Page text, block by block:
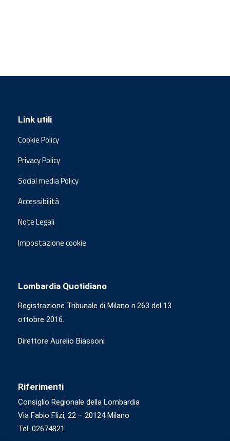
Link utili
Cookie Policy
Privacy Policy
Social media Policy
Accessibilità
Note Legali
Impostazione cookie
Lombardia Quotidiano
Registrazione Tribunale di Milano n.263 del 13
ottobre 2016.
Direttore Aurelio Biassoni
Riferimenti
Consiglio Regionale della Lombardia
Via Fabio Flizi, 22 – 20124 Milano
Tel. 02674821